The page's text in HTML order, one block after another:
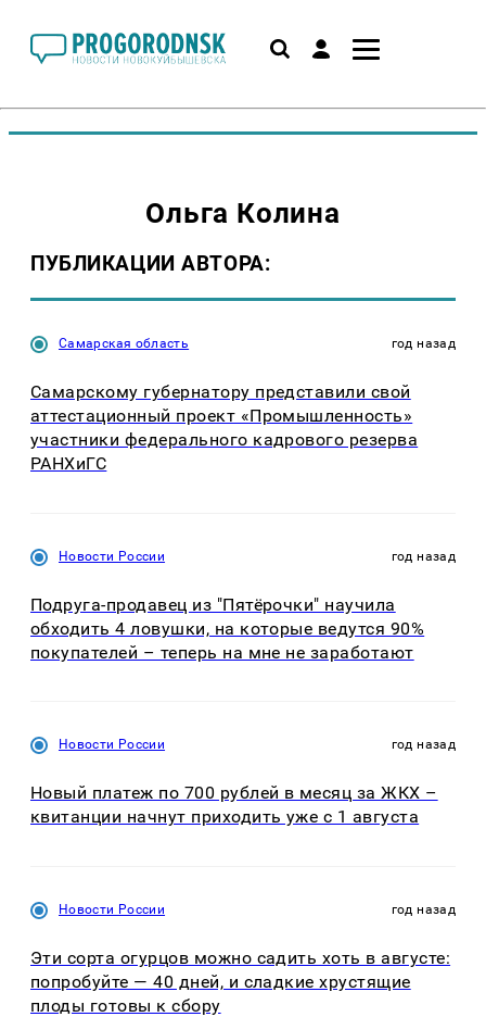
Ольга Колина
ПУБЛИКАЦИИ АВТОРА:
Самарская область год назад
Самарскому губернатору представили свой
аттестационный проект «Промышленность»
участники федерального кадрового резерва
РАНХиГС
Новости России год назад
Подруга-продавец из "Пятёрочки" научила
обходить 4 ловушки, на которые ведутся 90%
покупателей – теперь на мне не заработают
Новости России год назад
Новый платеж по 700 рублей в месяц за ЖКХ –
квитанции начнут приходить уже с 1 августа
Новости России год назад
Эти сорта огурцов можно садить хоть в августе:
попробуйте — 40 дней, и сладкие хрустящие
плоды готовы к сбору